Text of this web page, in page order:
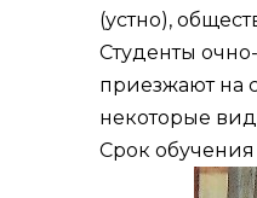
(устно),
Студенты
приезжают на
некоторые
Срок обучения